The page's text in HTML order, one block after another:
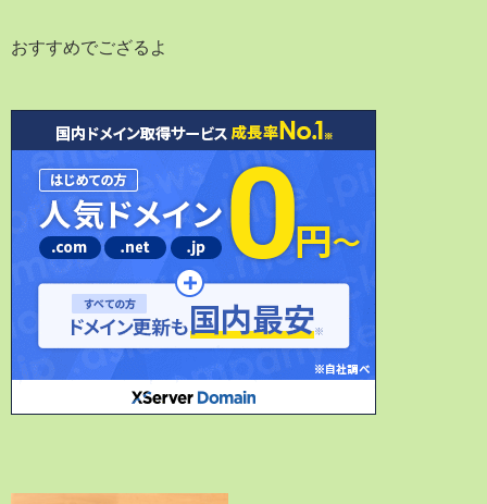
おすすめでござるよ